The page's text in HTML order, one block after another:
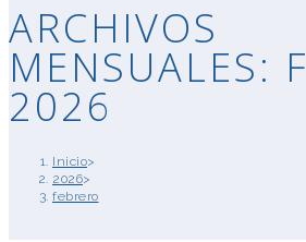
ARCHIVOS
MENSUALES:
2026
Inicio>
2026>
febrero